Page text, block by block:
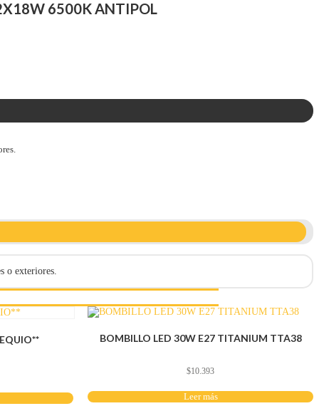
6500K ANTIPOL
o exteriores.
BOMBILLO LED 30W E27 TITANIUM TTA38
$10.393
Leer más